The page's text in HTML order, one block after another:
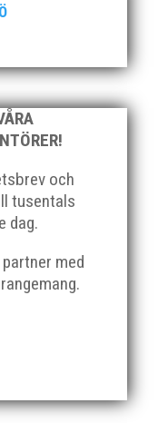
och
tusentals
dag.
med
fest gick en av
– Lasses
fick ta emot
annat fanns
för att ta emot
helt gäng löpare
mysiga
Formen är
(2,7 km
på de fem